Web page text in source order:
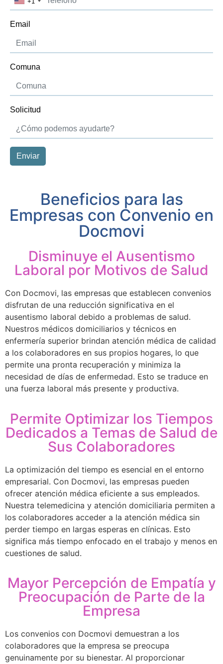
Beneficios para las
Empresas con Convenio en
Docmovi
Disminuye el Ausentismo
Laboral por Motivos de Salud
Con Docmovi, las empresas que establecen convenios
disfrutan de una reducción significativa en el
ausentismo laboral debido a problemas de salud.
Nuestros médicos domiciliarios y técnicos en
enfermería superior brindan atención médica de calidad
a los colaboradores en sus propios hogares, lo que
permite una pronta recuperación y minimiza la
necesidad de días de enfermedad. Esto se traduce en
una fuerza laboral más presente y productiva.
Permite Optimizar los Tiempos
Dedicados a Temas de Salud de
Sus Colaboradores
La optimización del tiempo es esencial en el entorno
empresarial. Con Docmovi, las empresas pueden
ofrecer atención médica eficiente a sus empleados.
Nuestra telemedicina y atención domiciliaria permiten a
los colaboradores acceder a la atención médica sin
perder tiempo en largas esperas en clínicas. Esto
significa más tiempo enfocado en el trabajo y menos en
cuestiones de salud.
Mayor Percepción de Empatía y
Preocupación de Parte de la
Empresa
Los convenios con Docmovi demuestran a los
colaboradores que la empresa se preocupa
genuinamente por su bienestar. Al proporcionar